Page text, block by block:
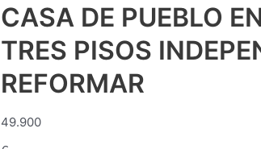
CASA DE PUEBLO
TRES PISOS
REFORMAR
49.900